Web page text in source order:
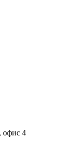
офис 4